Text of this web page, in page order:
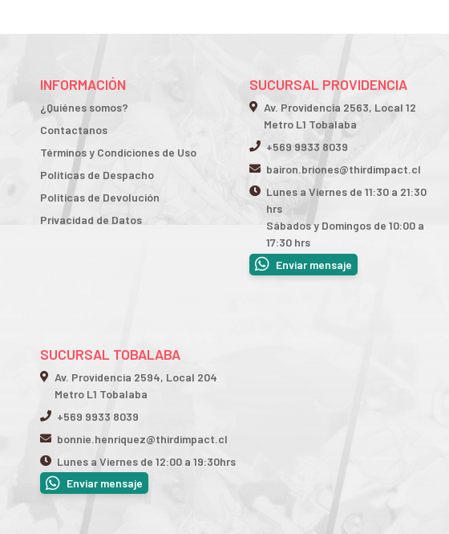
INFORMACIÓN
¿Quiénes somos?
Contactanos
Términos y Condiciones de Uso
Políticas de Despacho
Políticas de Devolución
Privacidad de Datos
SUCURSAL PROVIDENCIA
Av. Providencia 2563, Local 12
Metro L1 Tobalaba
+569 9933 8039
bairon.briones@thirdimpact.cl
Lunes a Viernes de 11:30 a 21:30
hrs
Sábados y Domingos de 10:00 a
17:30 hrs
Enviar mensaje
SUCURSAL TOBALABA
Av. Providencia 2594, Local 204
Metro L1 Tobalaba
+569 9933 8039
bonnie.henriquez@thirdimpact.cl
Lunes a Viernes de 12:00 a 19:30hrs
Enviar mensaje